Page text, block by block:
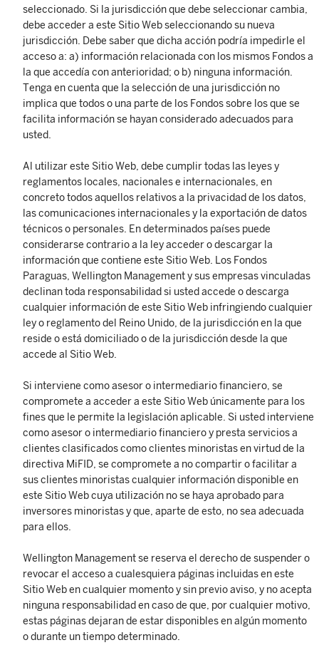
seleccionado. Si la jurisdicción que debe seleccionar cambia,
debe acceder a este Sitio Web seleccionando su nueva
jurisdicción. Debe saber que dicha acción podría impedirle el
acceso a: a) información relacionada con los mismos Fondos a
la que accedía con anterioridad; o b) ninguna información.
Tenga en cuenta que la selección de una jurisdicción no
implica que todos o una parte de los Fondos sobre los que se
facilita información se hayan considerado adecuados para
usted.
Al utilizar este Sitio Web, debe cumplir todas las leyes y
reglamentos locales, nacionales e internacionales, en
concreto todos aquellos relativos a la privacidad de los datos,
las comunicaciones internacionales y la exportación de datos
técnicos o personales. En determinados países puede
considerarse contrario a la ley acceder o descargar la
información que contiene este Sitio Web. Los Fondos
Paraguas, Wellington Management y sus empresas vinculadas
declinan toda responsabilidad si usted accede o descarga
cualquier información de este Sitio Web infringiendo cualquier
ley o reglamento del Reino Unido, de la jurisdicción en la que
reside o está domiciliado o de la jurisdicción desde la que
accede al Sitio Web.
Si interviene como asesor o intermediario financiero, se
compromete a acceder a este Sitio Web únicamente para los
fines que le permite la legislación aplicable. Si usted interviene
como asesor o intermediario financiero y presta servicios a
clientes clasificados como clientes minoristas en virtud de la
directiva MiFID, se compromete a no compartir o facilitar a
sus clientes minoristas cualquier información disponible en
este Sitio Web cuya utilización no se haya aprobado para
inversores minoristas y que, aparte de esto, no sea adecuada
para ellos.
Wellington Management se reserva el derecho de suspender o
revocar el acceso a cualesquiera páginas incluidas en este
Sitio Web en cualquier momento y sin previo aviso, y no acepta
ninguna responsabilidad en caso de que, por cualquier motivo,
estas páginas dejaran de estar disponibles en algún momento
o durante un tiempo determinado.